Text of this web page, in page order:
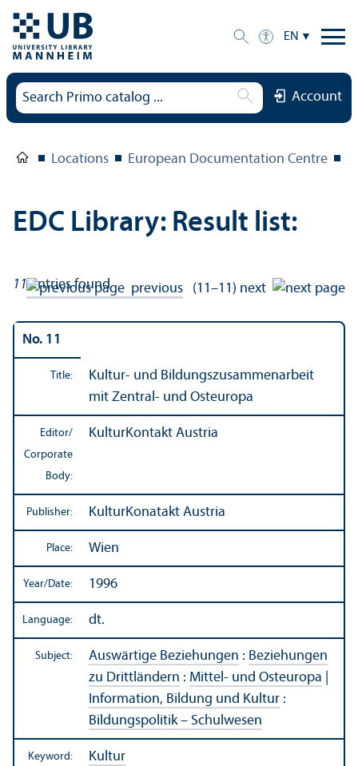
EN
Account
Locations European Documentation Centre
EDC Library: Result list:
11entries found previous (11–11) next
No. 11
Title:
Kultur- und Bildungszusammenarbeit
mit Zentral- und Osteuropa
Editor/
Corporate
Body:
KulturKontakt Austria
Publisher: KulturKonatakt Austria
Place: Wien
Year/Date: 1996
Language: dt.
Subject: Auswärtige Beziehungen : Beziehungen
zu Drittländern : Mittel- und Osteuropa
Information, Bildung und Kultur :
Bildungspolitik – Schulwesen
Keyword: Kultur